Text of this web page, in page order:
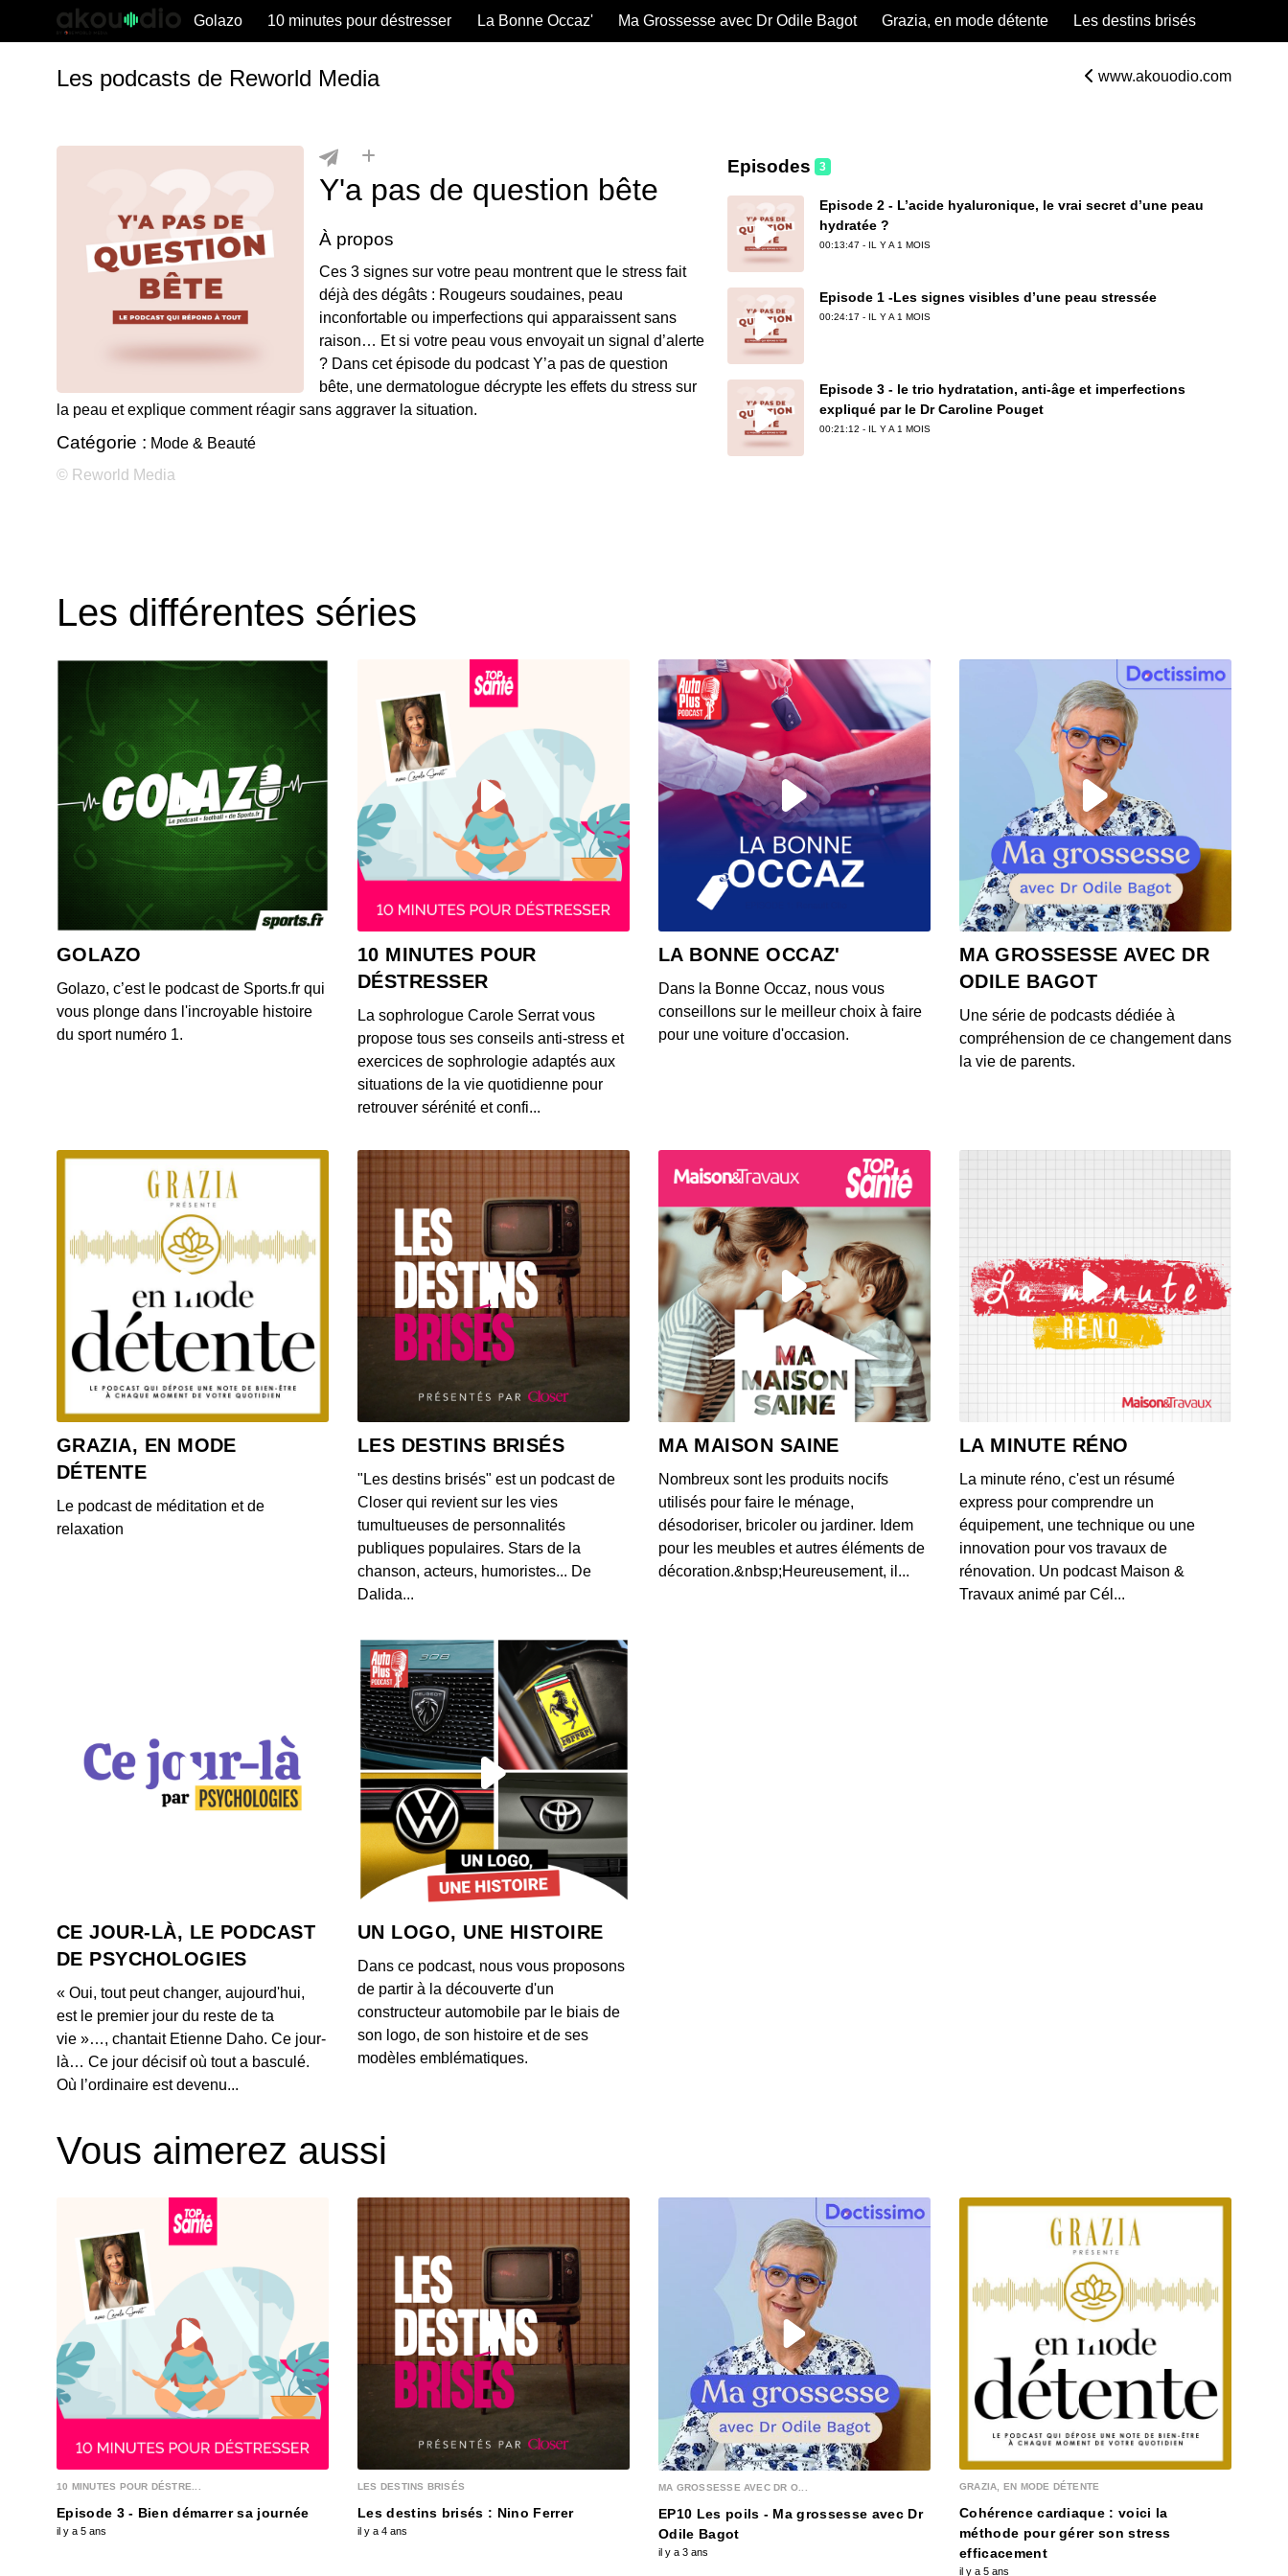
Golazo 10 minutes pour déstresser La Bonne Occaz' Ma Grossesse avec Dr Odile Bagot Grazia, en mode détente Les destins brisés
Les podcasts de Reworld Media www.akouodio.com
Y'a pas de question bête
À propos
Ces 3 signes sur votre peau montrent que le stress fait
déjà des dégâts : Rougeurs soudaines, peau
inconfortable ou imperfections qui apparaissent sans
raison… Et si votre peau vous envoyait un signal d’alerte
? Dans cet épisode du podcast Y’a pas de question
bête, une dermatologue décrypte les effets du stress sur
la peau et explique comment réagir sans aggraver la situation.
Catégorie : Mode & Beauté
© Reworld Media
Episodes 3
Episode 2 - L’acide hyaluronique, le vrai secret d’une peau
hydratée ?
00:13:47 - IL Y A 1 MOIS
Episode 1 -Les signes visibles d’une peau stressée
00:24:17 - IL Y A 1 MOIS
Episode 3 - le trio hydratation, anti-âge et imperfections
expliqué par le Dr Caroline Pouget
00:21:12 - IL Y A 1 MOIS
Les différentes séries
GOLAZO
Golazo, c’est le podcast de Sports.fr qui
vous plonge dans l'incroyable histoire
du sport numéro 1.
10 MINUTES POUR
DÉSTRESSER
La sophrologue Carole Serrat vous
propose tous ses conseils anti-stress et
exercices de sophrologie adaptés aux
situations de la vie quotidienne pour
retrouver sérénité et confi...
LA BONNE OCCAZ'
Dans la Bonne Occaz, nous vous
conseillons sur le meilleur choix à faire
pour une voiture d'occasion.
MA GROSSESSE AVEC DR
ODILE BAGOT
Une série de podcasts dédiée à
compréhension de ce changement dans
la vie de parents.
GRAZIA, EN MODE
DÉTENTE
Le podcast de méditation et de
relaxation
LES DESTINS BRISÉS
"Les destins brisés" est un podcast de
Closer qui revient sur les vies
tumultueuses de personnalités
publiques populaires. Stars de la
chanson, acteurs, humoristes... De
Dalida...
MA MAISON SAINE
Nombreux sont les produits nocifs
utilisés pour faire le ménage,
désodoriser, bricoler ou jardiner. Idem
pour les meubles et autres éléments de
décoration.&nbsp;Heureusement, il...
LA MINUTE RÉNO
La minute réno, c'est un résumé
express pour comprendre un
équipement, une technique ou une
innovation pour vos travaux de
rénovation. Un podcast Maison &
Travaux animé par Cél...
CE JOUR-LÀ, LE PODCAST
DE PSYCHOLOGIES
« Oui, tout peut changer, aujourd'hui,
est le premier jour du reste de ta
vie »…, chantait Etienne Daho. Ce jour-
là… Ce jour décisif où tout a basculé.
Où l’ordinaire est devenu...
UN LOGO, UNE HISTOIRE
Dans ce podcast, nous vous proposons
de partir à la découverte d'un
constructeur automobile par le biais de
son logo, de son histoire et de ses
modèles emblématiques.
Vous aimerez aussi
10 MINUTES POUR DÉSTRE...
Episode 3 - Bien démarrer sa journée
il y a 5 ans
LES DESTINS BRISÉS
Les destins brisés : Nino Ferrer
il y a 4 ans
MA GROSSESSE AVEC DR O...
EP10 Les poils - Ma grossesse avec Dr
Odile Bagot
il y a 3 ans
GRAZIA, EN MODE DÉTENTE
Cohérence cardiaque : voici la
méthode pour gérer son stress
efficacement
il y a 5 ans